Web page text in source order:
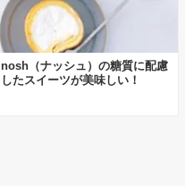
nosh（ナッシュ）の糖質に配慮
したスイーツが美味しい！